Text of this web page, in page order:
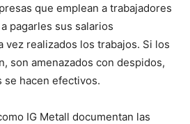
que emplean a trabajadores
pagarles sus salarios
vez realizados los trabajos. Si los
son amenazados con despidos,
se hacen efectivos.
IG Metall documentan las